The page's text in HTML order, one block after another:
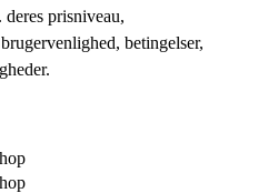
prisniveau,
betingelser,